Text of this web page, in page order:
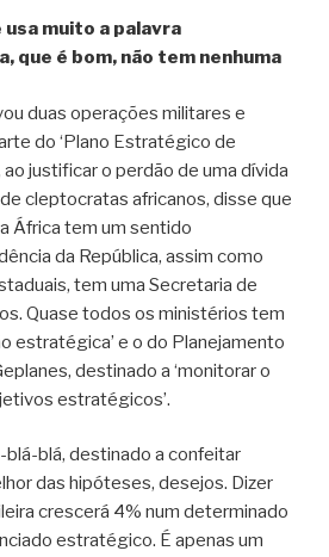
usa muito a palavra
que é bom, não tem nenhuma
duas operações militares e
do ‘Plano Estratégico de
ao justificar o perdão de uma dívida
cleptocratas africanos, disse que
África tem um sentido
da República, assim como
tem uma Secretaria de
Quase todos os ministérios tem
estratégica’ e o do Planejamento
destinado a ‘monitorar o
estratégicos’.
blá-blá, destinado a confeitar
das hipóteses, desejos. Dizer
crescerá 4% num determinado
estratégico. É apenas um